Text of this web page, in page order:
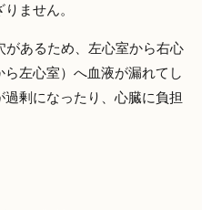
ません。
があるため、左心室から右心
左心室）へ血液が漏れてし
剰になったり、心臓に負担